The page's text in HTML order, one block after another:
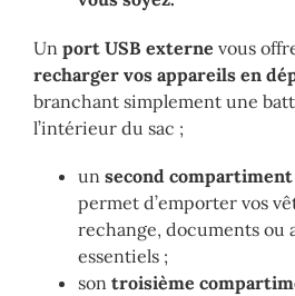
Un port USB externe vous
recharger vos appareils en
branchant simplement une
l’intérieur du sac ;
un second
permet d’emporter vos
rechange, documents ou
essentiels ;
son troisième